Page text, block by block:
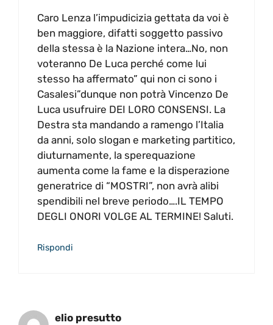
Caro Lenza l’impudicizia gettata da voi è
ben maggiore, difatti soggetto passivo
della stessa è la Nazione intera…No, non
voteranno De Luca perché come lui
stesso ha affermato” qui non ci sono i
Casalesi”dunque non potrà Vincenzo De
Luca usufruire DEI LORO CONSENSI. La
Destra sta mandando a ramengo l’Italia
da anni, solo slogan e marketing partitico,
diuturnamente, la sperequazione
aumenta come la fame e la disperazione
generatrice di “MOSTRI”, non avrà alibi
spendibili nel breve periodo….IL TEMPO
DEGLI ONORI VOLGE AL TERMINE! Saluti.
Rispondi
elio presutto